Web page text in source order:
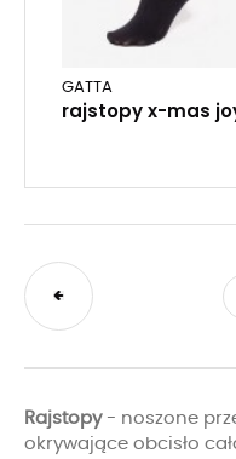
GATTA
rajstopy x-mas
Rajstopy- noszone
okrywające obcisło